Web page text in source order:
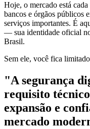
Hoje, o mercado está
bancos e órgãos públicos
serviços importantes. É
— sua identidade oficial
Brasil.
Sem ele, você fica
"A segurança
requisito
expansão e
mercado